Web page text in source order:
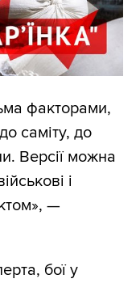
факторами,
саміту, до
Версії можна
і
—
бої у